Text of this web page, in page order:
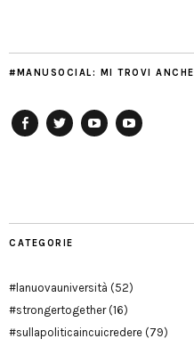
#MANUSOCIAL: MI TROVI ANCHE
CATEGORIE
#lanuovauniversità (52)
#strongertogether(16)
#sullapoliticaincuicredere (79)